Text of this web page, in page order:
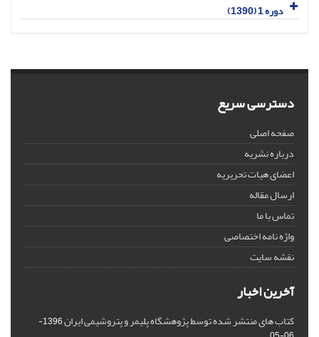
دوره 1 (1390)
دسترسی سریع
صفحه اصلی
درباره نشریه
اعضای هیات تحریریه
ارسال مقاله
تماس با ما
واژه نامه اختصاصی
نقشه سایت
آخرین اخبار
کتاب های منتشر شده توسط پژوهشگاه پلیمر و پتروشیمی ایران
1396-